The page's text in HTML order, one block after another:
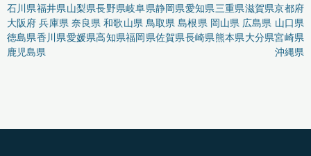
石川県福井県山梨県長野県岐阜県静岡県愛知県三重県滋賀県京都府
大阪府 兵庫県 奈良県 和歌山県 鳥取県 島根県 岡山県 広島県 山口県
徳島県香川県愛媛県高知県福岡県佐賀県長崎県熊本県大分県宮崎県
鹿児島県
沖縄県